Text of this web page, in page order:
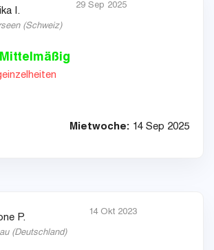
I.
(Schweiz)
Mittelmäßig
29 Sep 2025
Mietwoche: 14 Sep 2025
P.
(Deutschland)
14 Okt 2023